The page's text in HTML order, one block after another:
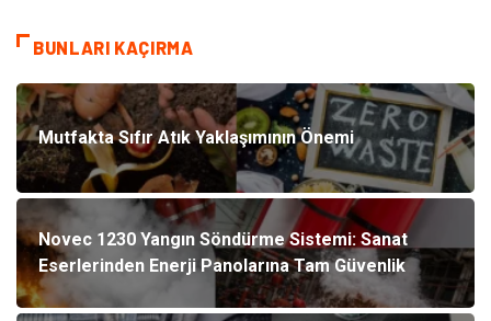
BUNLARI KAÇIRMA
Mutfakta Sıfır Atık Yaklaşımının Önemi
Novec 1230 Yangın Söndürme Sistemi: Sanat
Eserlerinden Enerji Panolarına Tam Güvenlik